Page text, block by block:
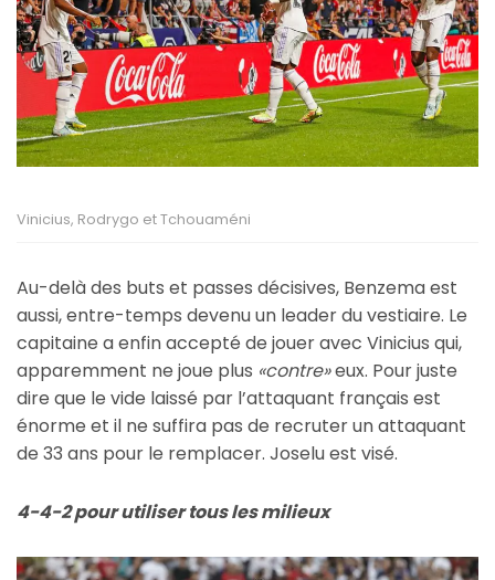
Vinicius, Rodrygo et Tchouaméni
Au-delà des buts et passes décisives, Benzema est
aussi, entre-temps devenu un leader du vestiaire. Le
capitaine a enfin accepté de jouer avec Vinicius qui,
apparemment ne joue plus «contre»eux. Pour juste
dire que le vide laissé par l’attaquant français est
énorme et il ne suffira pas de recruter un attaquant
de 33 ans pour le remplacer. Joselu est visé.
4-4-2 pour utiliser tous les milieux